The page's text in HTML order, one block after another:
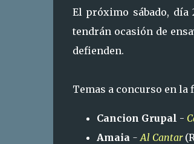
El próximo sábado, día
tendrán ocasión de
defienden.
Temas a concurso en la
Cancion Grupal -
Amaia-Al Cantar